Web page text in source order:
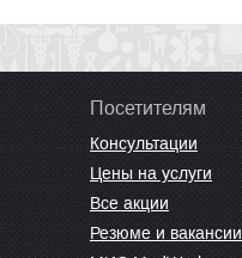
Посетителям
Консультации
Цены на услуги
Все акции
Резюме и вакансии